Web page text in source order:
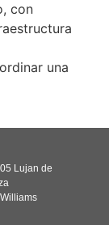
con
una
Lujan de